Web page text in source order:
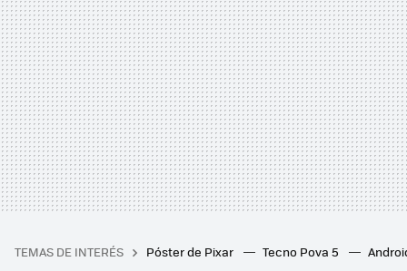
TEMAS DE INTERÉS Póster de Pixar Tecno Pova 5